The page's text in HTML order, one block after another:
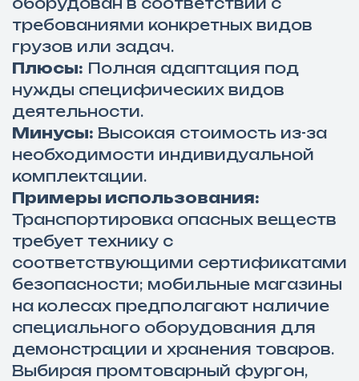
требованиями конкретных видов
грузов или задач.
Плюсы: Полная адаптация под
нужды специфических видов
деятельности.
Минусы: Высокая стоимость из-за
необходимости индивидуальной
комплектации.
Примеры использования:
Транспортировка опасных веществ
требует технику с
соответствующими сертификатами
безопасности; мобильные магазины
на колесах предполагают наличие
специального оборудования для
демонстрации и хранения товаров.
Выбирая промтоварный фургон,